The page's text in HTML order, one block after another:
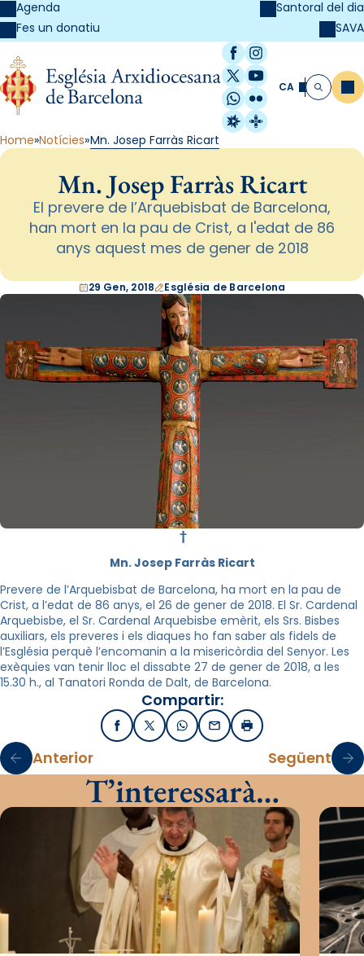
Agenda
Fes un donatiu
Santoral del dia
SAVA
Facebook
Instagram
X / Twitter
YouTube
WhatsApp
Flickr
Radio Estel
Catalunya
CA Cerca
Home Notícies Mn. Josep Farràs Ricart
Mn. Josep Farràs Ricart
El prevere de l’Arquebisbat de Barcelona,
han mort en la pau de Crist, a l'edat de 86
anys aquest mes de gener de 2018
29 Gen, 2018 Església de Barcelona
†
Mn. Josep Farràs Ricart
Prevere de l’Arquebisbat de Barcelona, ha mort en la pau de
Crist, a l’edat de 86 anys, el 26 de gener de 2018. El Sr. Cardenal
Arquebisbe, el Sr. Cardenal Arquebisbe emèrit, els Srs. Bisbes
auxiliars, els preveres i els diaques ho fan saber als fidels de
l’Església perquè l’encomanin a la misericòrdia del Senyor. Les
exèquies van tenir lloc el dissabte 27 de gener de 2018, a les
15.30 h., al Tanatori Ronda de Dalt, de Barcelona.
Compartir:
FacebookX / TwitterWhatsApp
EmailImprimir
Anterior Següent
T’interessarà…